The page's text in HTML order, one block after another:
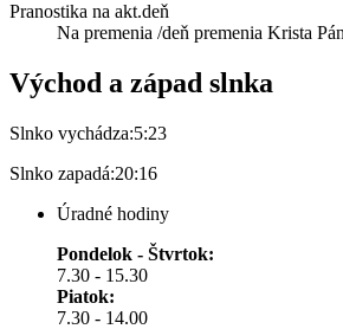
Pranostika na akt.deň
Na premenia /deň premenia Krista
Východ a západ slnka
Slnko vychádza:5:23
Slnko zapadá:20:16
Úradné hodiny
Pondelok - Štvrtok:
7.30 - 15.30
Piatok:
7.30 - 14.00